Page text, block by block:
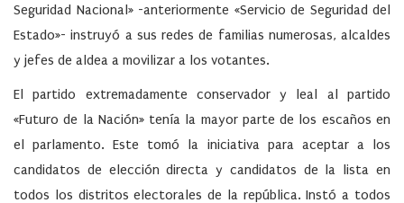
Seguridad Nacional» -anteriormente «Servicio de Seguridad del
Estado»- instruyó a sus redes de familias numerosas, alcaldes
y jefes de aldea a movilizar a los votantes.
El partido extremadamente conservador y leal al partido
«Futuro de la Nación» tenía la mayor parte de los escaños en
el parlamento. Este tomó la iniciativa para aceptar a los
candidatos de elección directa y candidatos de la lista en
todos los distritos electorales de la república. Instó a todos